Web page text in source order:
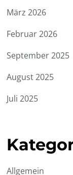
März 2026
Februar 2026
September 2025
August 2025
Juli 2025
Allgemein